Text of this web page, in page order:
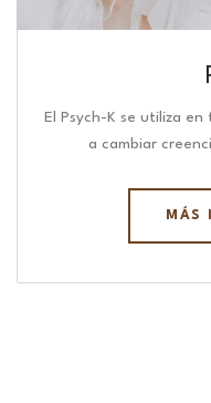
El Psych-K se utiliza
a cambiar
MÁS